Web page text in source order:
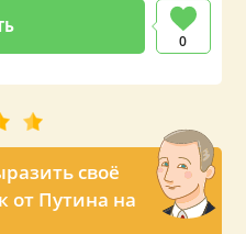
0
своё
от Путина на